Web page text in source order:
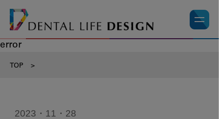
error
TOP >
2023・11・28